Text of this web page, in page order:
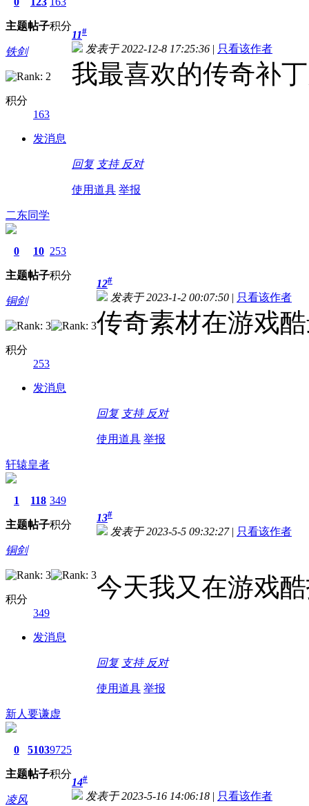
主题帖子积分
铁剑
积分
163
发消息
11#
发表于 2022-12-8 17:25:36 | 只看该作者
我最喜欢的传奇补
回复 支持 反对
使用道具 举报
二东同学
0
主题
10
帖子
253
积分
铜剑
积分
253
发消息
12#
发表于 2023-1-2 00:07:50 | 只看该作者
传奇素材在游戏
回复 支持 反对
使用道具 举报
轩辕皇者
1
主题
118
帖子
349
积分
铜剑
积分
349
发消息
13#
发表于 2023-5-5 09:32:27 | 只看该作者
今天我又在游戏
回复 支持 反对
使用道具 举报
新人要谦虚
0
主题
5103
帖子
9725
积分
凌风
14#
发表于 2023-5-16 14:06:18 | 只看该作者